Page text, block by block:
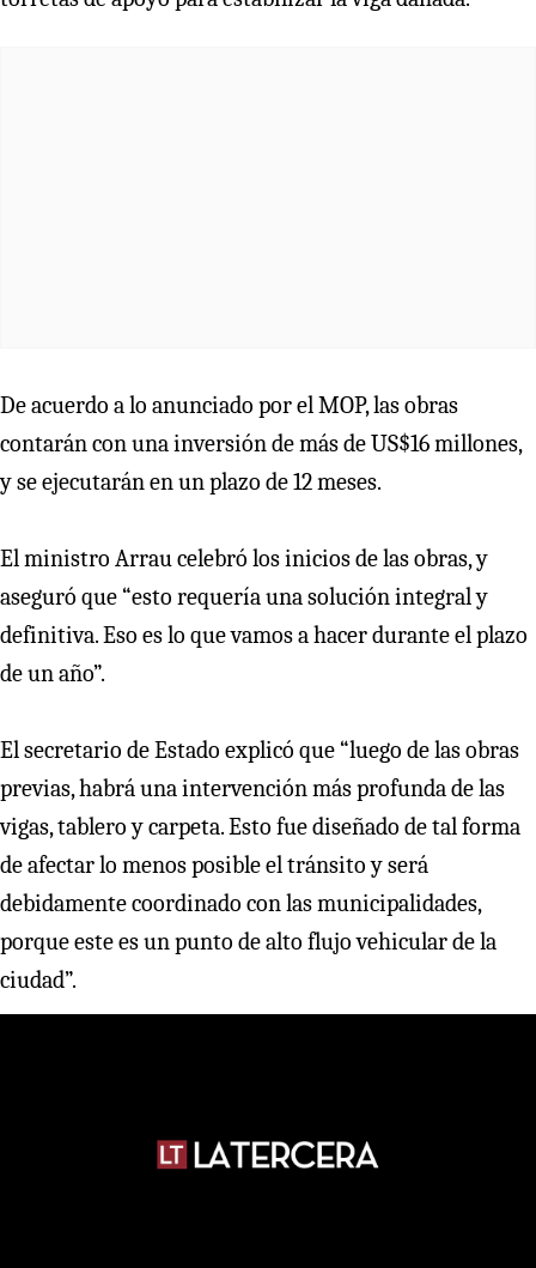
De acuerdo a lo anunciado por el MOP, las obras
contarán con una inversión de más de US$16 millones,
y se ejecutarán en un plazo de 12 meses.
El ministro Arrau celebró los inicios de las obras, y
aseguró que “esto requería una solución integral y
definitiva. Eso es lo que vamos a hacer durante el plazo
de un año”.
El secretario de Estado explicó que “luego de las obras
previas, habrá una intervención más profunda de las
vigas, tablero y carpeta. Esto fue diseñado de tal forma
de afectar lo menos posible el tránsito y será
debidamente coordinado con las municipalidades,
porque este es un punto de alto flujo vehicular de la
ciudad”.